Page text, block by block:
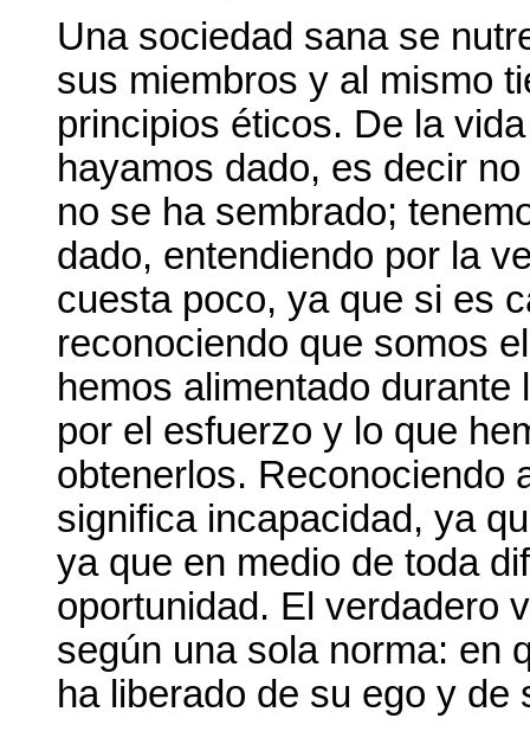
Una sociedad sana se
sus miembros y al mismo
principios éticos. De la
hayamos dado, es decir
no se ha sembrado;
dado, entendiendo por la
cuesta poco, ya que si es
reconociendo que somos
hemos alimentado
por el esfuerzo y lo que
obtenerlos. Reconociendo
significa incapacidad, ya
ya que en medio de toda
oportunidad. El verdadero
según una sola norma: en
ha liberado de su ego y de